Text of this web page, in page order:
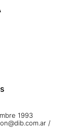
1993
/